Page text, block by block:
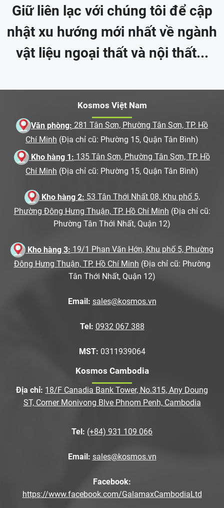
Giữ liên lạc với chúng tôi để cập
nhật xu hướng mới nhất về ngành
vật liệu ngoại thất và nội thất...
Kosmos Việt Nam
Văn phòng: 281 Tân Sơn, Phường Tân Sơn, TP. Hồ
Chí Minh (Địa chỉ cũ: Phường 15, Quận Tân Bình)
Kho hàng 1: 135 Tân Sơn, Phường Tân Sơn, TP. Hồ
Chí Minh (Địa chỉ cũ: Phường 15, Quận Tân Bình)
Kho hàng 2: 53 Tân Thới Nhất 08, Khu phố 5,
Phường Đông Hưng Thuận, TP. Hồ Chí Minh (Địa chỉ cũ:
Phường Tân Thới Nhất, Quận 12)
Kho hàng 3: 19/1 Phan Văn Hớn, Khu phố 5, Phường
Đông Hưng Thuận, TP. Hồ Chí Minh (Địa chỉ cũ: Phường
Tân Thới Nhất, Quận 12)
Email: sales@kosmos.vn
Tel: 0932 067 388
MST: 0311939064
Kosmos Cambodia
Địa chỉ: 18/F Canadia Bank Tower, No.315, Any Doung
ST, Corner Monivong Blve Phnom Penh, Cambodia
Tel: (+84) 931 109 066
Email: sales@kosmos.vn
Facebook:
https://www.facebook.com/GalamaxCambodiaLtd